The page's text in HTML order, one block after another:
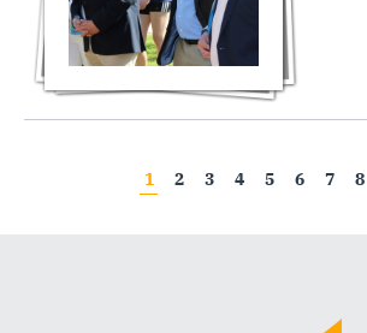
1 2 3 4 5 6 7 8